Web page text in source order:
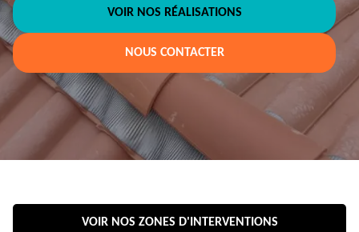
VOIR NOS RÉALISATIONS
NOUS CONTACTER
VOIR NOS ZONES D'INTERVENTIONS